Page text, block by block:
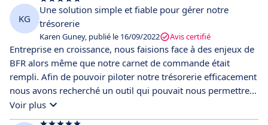
faciliter mes décisions. La solution propose une
fonctionnalité de prédiction des dates qui s’avère
étonnamment juste. Aussi, très agréable de pouvoir
justement proposer des fonctionnalités à l’équipe. Les
réponses sont rapides et c’est très plaisant de sentir que la
solution s’adapte à mes besoins.
KG
Une solution simple et fiable pour gérer notre
trésorerie
Karen Guney, publié le 16/09/2022 Avis certifié
Entreprise en croissance, nous faisions face à des enjeux de
BFR alors même que notre carnet de commande était
rempli. Afin de pouvoir piloter notre trésorerie efficacement
nous avons recherché un outil qui pouvait nous permettre
offrir une meilleure visibilité, et notamment la gestion de
notre budget. L'intégration à nos outils et la synchronisation
Voir plus